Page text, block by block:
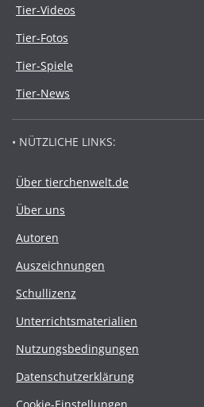
Tier-Videos
Tier-Fotos
Tier-Spiele
Tier-News
• NÜTZLICHE LINKS:
Über tierchenwelt.de
Über uns
Autoren
Auszeichnungen
Schullizenz
Unterrichtsmaterialien
Nutzungsbedingungen
Datenschutzerklärung